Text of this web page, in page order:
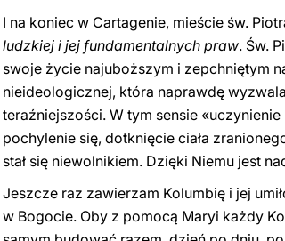
I na koniec w Cartagenie, mieście św.
ludzkiej i jej fundamentalnych praw. Św.
swoje życie najuboższym i zepchniętym
nieideologicznej, która naprawdę
teraźniejszości. W tym sensie
pochylenie się, dotknięcie ciała
stał się niewolnikiem. Dzięki Niemu jest
Jeszcze raz zawierzam Kolumbię i jej
w Bogocie. Oby z pomocą Maryi każdy